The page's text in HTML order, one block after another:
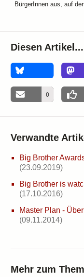
BürgerInnen aus, auf
Diesen Artikel...
0
Verwandte
Big Brother
(23.09.2019)
Big Brother is
(17.10.2016)
Master Plan -
(09.11.2014)
Mehr zum